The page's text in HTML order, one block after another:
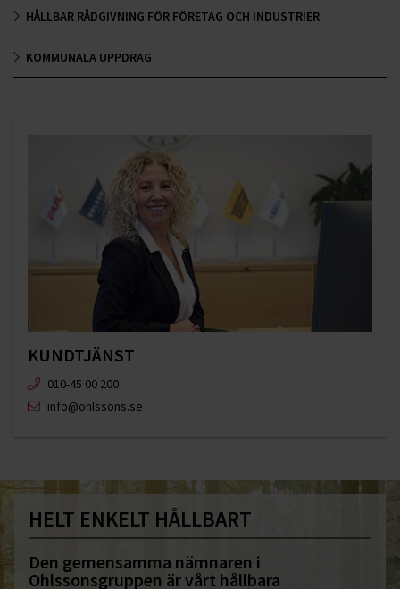
HÅLLBAR RÅDGIVNING FÖR FÖRETAG OCH INDUSTRIER
KOMMUNALA UPPDRAG
KUNDTJÄNST
010-45 00 200​
info@ohlssons.se
HELT ENKELT HÅLLBART
Den gemensamma nämnaren i
Ohlssonsgruppen är vårt hållbara